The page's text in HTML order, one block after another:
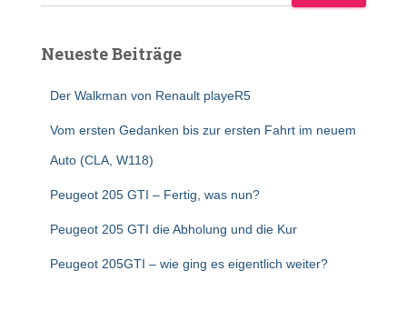
Neueste Beiträge
Der Walkman von Renault playeR5
Vom ersten Gedanken bis zur ersten Fahrt im neuem
Auto (CLA, W118)
Peugeot 205 GTI – Fertig, was nun?
Peugeot 205 GTI die Abholung und die Kur
Peugeot 205GTI – wie ging es eigentlich weiter?